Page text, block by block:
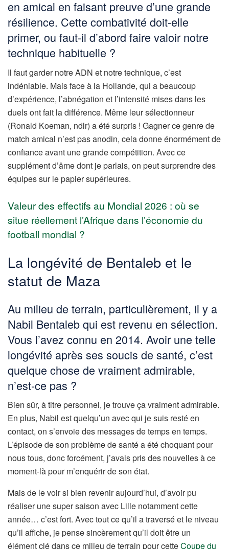
en amical en faisant preuve d’une grande
résilience. Cette combativité doit-elle
primer, ou faut-il d’abord faire valoir notre
technique habituelle ?
Il faut garder notre ADN et notre technique, c’est
indéniable. Mais face à la Hollande, qui a beaucoup
d’expérience, l’abnégation et l’intensité mises dans les
duels ont fait la différence. Même leur sélectionneur
(Ronald Koeman, ndlr) a été surpris ! Gagner ce genre de
match amical n’est pas anodin, cela donne énormément de
confiance avant une grande compétition. Avec ce
supplément d’âme dont je parlais, on peut surprendre des
équipes sur le papier supérieures.
Valeur des effectifs au Mondial 2026 : où se
situe réellement l’Afrique dans l’économie du
football mondial ?
La longévité de Bentaleb et le
statut de Maza
Au milieu de terrain, particulièrement, il y a
Nabil Bentaleb qui est revenu en sélection.
Vous l’avez connu en 2014. Avoir une telle
longévité après ses soucis de santé, c’est
quelque chose de vraiment admirable,
n’est-ce pas ?
Bien sûr, à titre personnel, je trouve ça vraiment admirable.
En plus, Nabil est quelqu’un avec qui je suis resté en
contact, on s’envoie des messages de temps en temps.
L’épisode de son problème de santé a été choquant pour
nous tous, donc forcément, j’avais pris des nouvelles à ce
moment-là pour m’enquérir de son état.
Mais de le voir si bien revenir aujourd’hui, d’avoir pu
réaliser une super saison avec Lille notamment cette
année… c’est fort. Avec tout ce qu’il a traversé et le niveau
qu’il affiche, je pense sincèrement qu’il doit être un
élément clé dans ce milieu de terrain pour cetteCoupe du